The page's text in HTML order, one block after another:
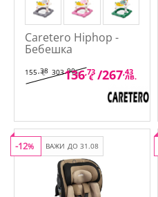
Caretero Hiphop -
Бебешка
155,38
€ 303,90лв.
136,73
€ /267,43
лв.
ВАЖИ ДО 31.08
-12%